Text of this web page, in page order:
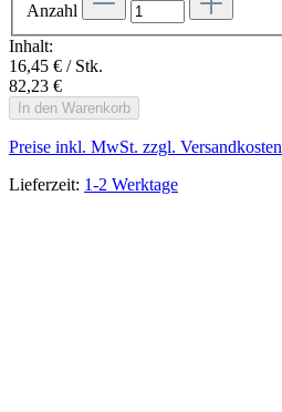
Anzahl
Inhalt:
16,45 € / Stk.
82,23 €
In den Warenkorb
Preise inkl. MwSt. zzgl. Versandkosten
Lieferzeit: 1-2 Werktage